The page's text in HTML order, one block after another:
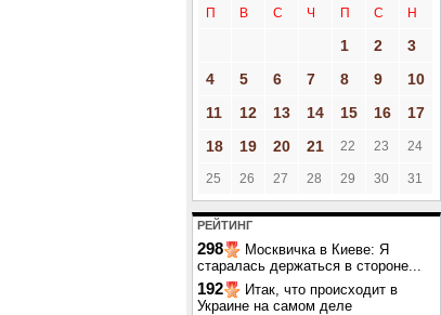
П В С Ч П С Н
1 2
3
4
5 6 7 8 9
10
11
12 13 14 15 16
17
18
19 20 21 22 23 24
25 26 27 28 29 30 31
РЕЙТИНГ
298
Москвичка в Киеве: Я
старалась держаться в стороне...
192
Итак, что происходит в
Украине на самом деле